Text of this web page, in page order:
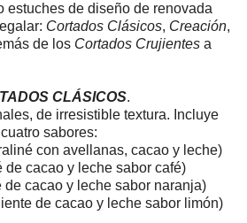
estuches de diseño de renovada
Cortados Clásicos, Creación,
de los Cortados Crujientes a
CLÁSICOS.
de irresistible textura. Incluye
cuatro sabores:
con avellanas, cacao y leche)
cacao y leche sabor café)
de cacao y leche sabor naranja)
de cacao y leche sabor limón)